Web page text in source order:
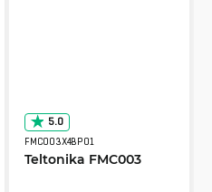
5.0
FMC003X4BP01
Teltonika FMC003